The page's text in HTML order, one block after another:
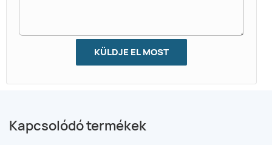
KÜLDJE EL MOST
Kapcsolódó termékek